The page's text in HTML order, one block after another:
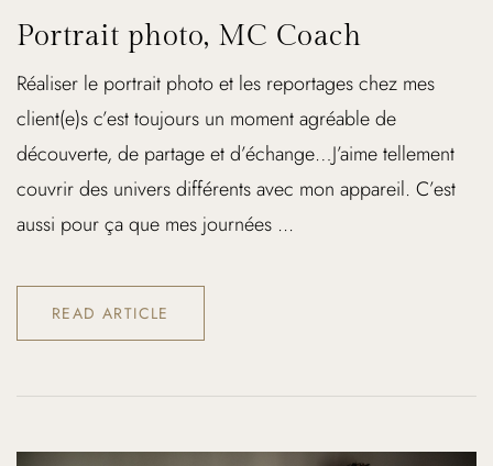
Portrait photo, MC Coach
Réaliser le portrait photo et les reportages chez mes
client(e)s c’est toujours un moment agréable de
découverte, de partage et d’échange…J’aime tellement
couvrir des univers différents avec mon appareil. C’est
aussi pour ça que mes journées ...
READ ARTICLE